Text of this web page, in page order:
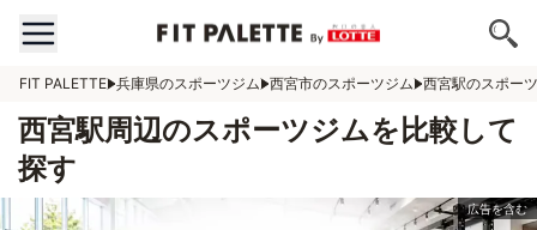
FIT PALETTE 兵庫県のスポーツジム 西宮市のスポーツジム 西宮駅のスポー
西宮駅周辺のスポーツジムを比較して
探す